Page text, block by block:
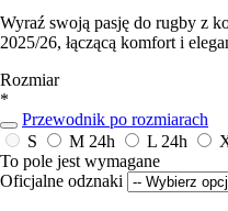
Wyraź swoją pasję do rugby z
2025/26, łączącą komfort i
Rozmiar
*
Przewodnik po rozmiarach
S
M 24h L 24h
To pole jest wymagane
Oficjalne odznaki